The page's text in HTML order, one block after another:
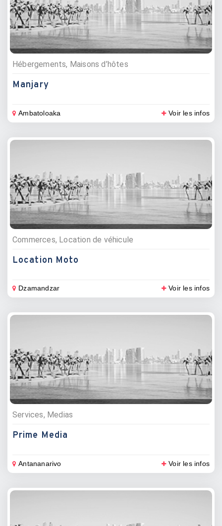
Hébergements, Maisons d’hôtes
Manjary
Ambatoloaka Voir les infos
Commerces, Location de véhicule
Location Moto
Dzamandzar Voir les infos
Services, Medias
Prime Media
Antananarivo Voir les infos